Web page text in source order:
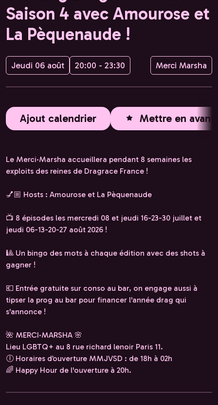
Saison 4 avec Amourose et
La Pèquenaude !
Jeudi 06 août 20:00 - 23:30 Merci Marsha
Ajout calendrier Mettre en avant
Le Merci·Marsha accueillera pendant 8 semaines les
exploits des reines de Dragrace France !
💅🏼 Hosts : Amourose et La Pèquenaude
📺 8 épisodes les mercredi 08 et jeudi 16-23-30 juillet et
jeudi 06-13-20-27 août 2026 !
🎱 Un bingo des mots à chaque édition avec des shots à
gagner !
💶 Entrée gratuite sur conso au bar, on engage aussi à
tipser la prog au bar pour financer l'année drag qui
s'annonce !
🌺 MERCI·MARSHA 🌸
Lieu LGBTQ+ au 8 rue richard lenoir Paris 11.
🕕 Horaires d’ouverture MMJVSD : de 18h à 02h
🌈 Happy Hour de l'ouverture à 20h.